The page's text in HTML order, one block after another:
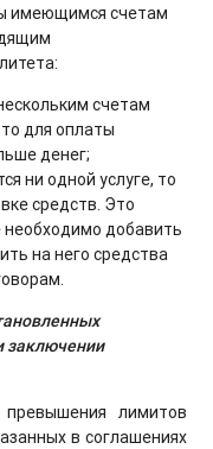
имеющимся счетам
счетам
для оплаты
денег;
ни одной услуге, то
средств. Это
необходимо добавить
на него средства
заключении
лимитов
в соглашениях